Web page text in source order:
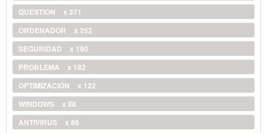
QUESTION
x 371
ORDENADOR
x 252
SEGURIDAD
x 190
PROBLEMA
x 182
OPTIMIZACIÓN
x 122
WINDOWS
x 88
ANTIVIRUS
x 86